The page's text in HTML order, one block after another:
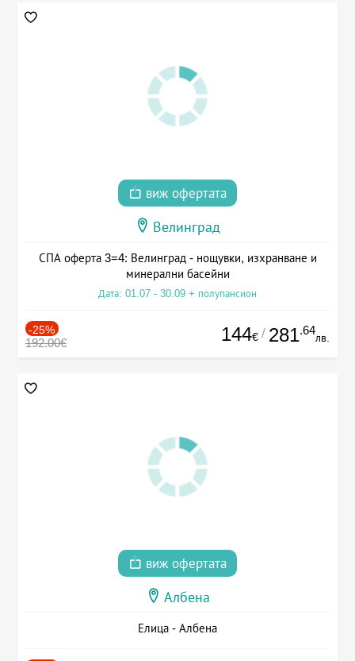
виж офертата
Велинград
СПА оферта 3=4: Велинград - нощувки, изхранване и
минерални басейни
Дата: 01.07 - 30.09 + полупансион
-25%
192.00€ 144€ / 281.64
лв.
виж офертата
Албена
Елица - Албена